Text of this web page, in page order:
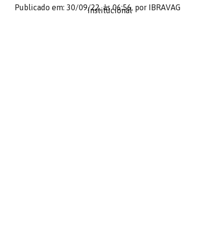
Publicado em: 30/09/22,às 06:56, por IBRAVAG
Institucional